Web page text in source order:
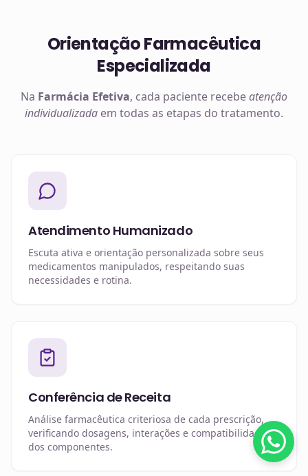
Orientação Farmacêutica
Especializada
Na Farmácia Efetiva, cada paciente recebeatenção
individualizada em todas as etapas do tratamento.
Atendimento Humanizado
Escuta ativa e orientação personalizada sobre seus
medicamentos manipulados, respeitando suas
necessidades e rotina.
Conferência de Receita
Análise farmacêutica criteriosa de cada prescrição,
verificando dosagens, interações e compatibilidade
dos componentes.